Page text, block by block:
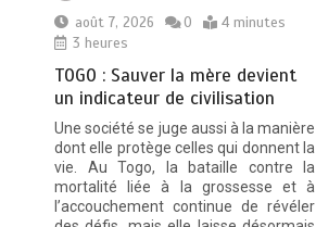
août 7, 2026
0
4 minutes
3 heures
TOGO : Sauver la mère devient
un indicateur de civilisation
Une société se juge aussi à la manière
dont elle protège celles qui donnent la
vie. Au Togo, la bataille contre la
mortalité liée à la grossesse et à
l’accouchement continue de révéler